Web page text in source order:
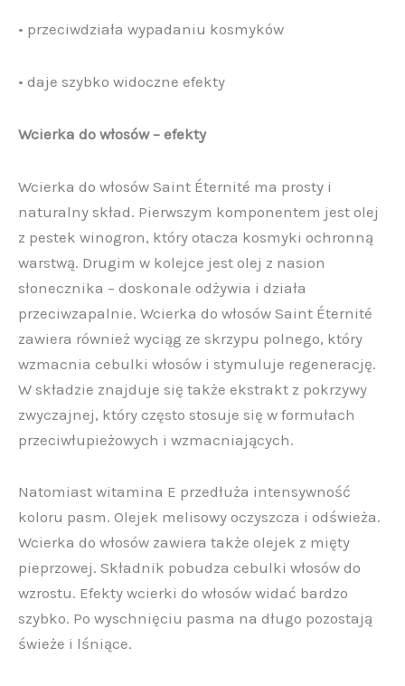
• przeciwdziała wypadaniu kosmyków
• daje szybko widoczne efekty
Wcierka do włosów – efekty
Wcierka do włosów Saint Éternité ma prosty i
naturalny skład. Pierwszym komponentem jest olej
z pestek winogron, który otacza kosmyki ochronną
warstwą. Drugim w kolejce jest olej z nasion
słonecznika – doskonale odżywia i działa
przeciwzapalnie. Wcierka do włosów Saint Éternité
zawiera również wyciąg ze skrzypu polnego, który
wzmacnia cebulki włosów i stymuluje regenerację.
W składzie znajduje się także ekstrakt z pokrzywy
zwyczajnej, który często stosuje się w formułach
przeciwłupieżowych i wzmacniających.
Natomiast witamina E przedłuża intensywność
koloru pasm. Olejek melisowy oczyszcza i odświeża.
Wcierka do włosów zawiera także olejek z mięty
pieprzowej. Składnik pobudza cebulki włosów do
wzrostu. Efekty wcierki do włosów widać bardzo
szybko. Po wyschnięciu pasma na długo pozostają
świeże i lśniące.